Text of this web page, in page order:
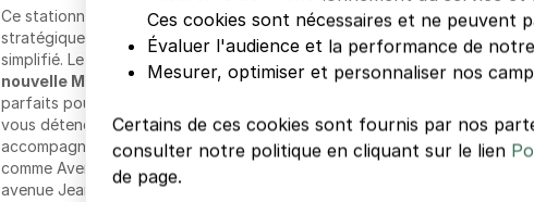
Ce stationnement Zenpark bénéficie d'un emplacement
stratégique à côté de
Au royal Pantin
, permettant un accès
simplifié. Le quartier regorge de sites d'intérêt tels que La
nouvelle Marina, Le Narval et La Poste - Pantin Principal,
parfaits pour enrichir votre visite. Ces lieux vous permettront de
vous détendre et de passer un bon moment, seul(e) ou
accompagné(e). Le quartier est structuré autour d'axes majeurs
comme Avenue du Général Leclerc, route des Petits Ponts et
avenue Jean Lolive.
Ces cookies sont nécessaires et ne peuvent
Évaluer l'audience et la performance de
Mesurer, optimiser et personnaliser nos
Certains de ces cookies sont fournis par nos
consulter notre politique en cliquant sur le lien
de page.